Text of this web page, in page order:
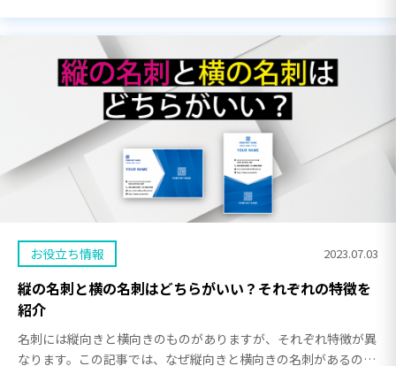
お役立ち情報 2023.07.03
縦の名刺と横の名刺はどちらがいい？それぞれの特徴を
紹介
名刺には縦向きと横向きのものがありますが、それぞれ特徴が異
なります。この記事では、なぜ縦向きと横向きの名刺があるの